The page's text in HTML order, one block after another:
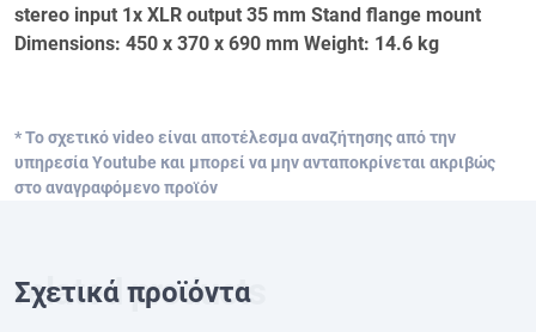
stereo input 1x XLR output 35 mm Stand flange mount
Dimensions: 450 x 370 x 690 mm Weight: 14.6 kg
* Το σχετικό video είναι αποτέλεσμα αναζήτησης από την
υπηρεσία Youtube και μπορεί να μην ανταποκρίνεται ακριβώς
στο αναγραφόμενο προϊόν
Σχετικά προϊόντα